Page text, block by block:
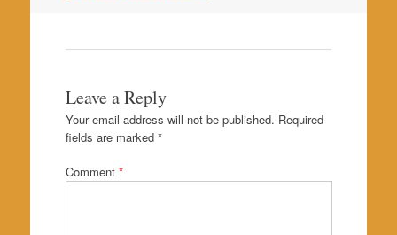
Leave a Reply
Your email address will not be published. Required
fields are marked *
Comment *